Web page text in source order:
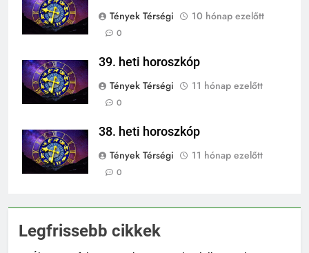
Tények Térségi
10 hónap ezelőtt
0
39. heti horoszkóp
Tények Térségi
11 hónap ezelőtt
0
38. heti horoszkóp
Tények Térségi
11 hónap ezelőtt
0
Legfrissebb cikkek